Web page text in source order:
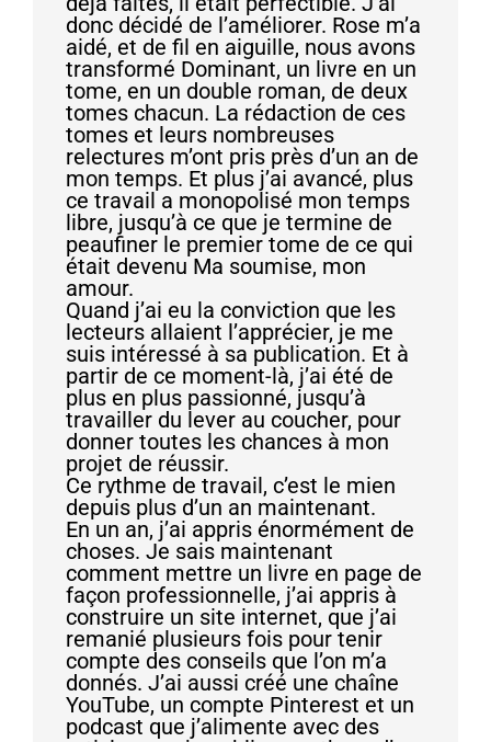
donc décidé de l’améliorer. Rose m’a
aidé, et de fil en aiguille, nous avons
transformé Dominant, un livre en un
tome, en un double roman, de deux
tomes chacun. La rédaction de ces
tomes et leurs nombreuses
relectures m’ont pris près d’un an de
mon temps. Et plus j’ai avancé, plus
ce travail a monopolisé mon temps
libre, jusqu’à ce que je termine de
peaufiner le premier tome de ce qui
était devenu Ma soumise, mon
amour.
Quand j’ai eu la conviction que les
lecteurs allaient l’apprécier, je me
suis intéressé à sa publication. Et à
partir de ce moment-là, j’ai été de
plus en plus passionné, jusqu’à
travailler du lever au coucher, pour
donner toutes les chances à mon
projet de réussir.
Ce rythme de travail, c’est le mien
depuis plus d’un an maintenant.
En un an, j’ai appris énormément de
choses. Je sais maintenant
comment mettre un livre en page de
façon professionnelle, j’ai appris à
construire un site internet, que j’ai
remanié plusieurs fois pour tenir
compte des conseils que l’on m’a
donnés. J’ai aussi créé une chaîne
YouTube, un compte Pinterest et un
podcast que j’alimente avec des